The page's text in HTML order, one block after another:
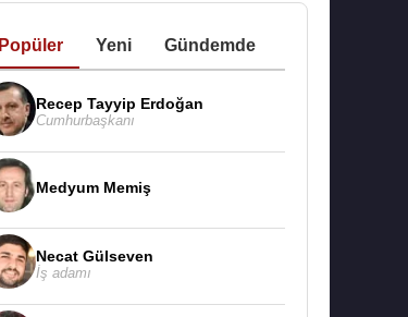
Popüler Yeni Gündemde
Recep Tayyip Erdoğan
Cumhurbaşkanı
Medyum Memiş
Necat Gülseven
İş adamı